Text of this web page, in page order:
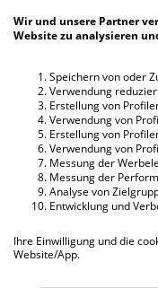
Wir und unsere Partner
Website zu analysieren
Speichern von oder
Verwendung
Erstellung von
Verwendung von
Erstellung von
Verwendung von
Messung der
Messung der
Analyse von
Entwicklung und
Ihre Einwilligung und die
Website/App.
Kaffee ist
Krebschen
Abendliche
Samantha44
Bergfest, Teil 3 😎
Steinbock75
Bergfest, Teil 2 🥳
Steinbock75
Fünf Jahre Bergfest